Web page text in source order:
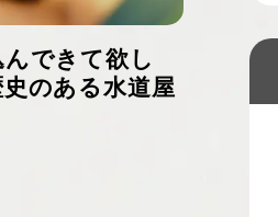
んできて欲し
のある水道屋